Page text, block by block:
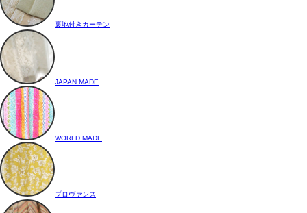
裏地付きカーテン
JAPAN MADE
WORLD MADE
プロヴァンス